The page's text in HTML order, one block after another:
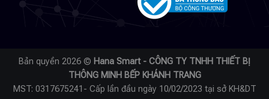
Bản quyền 2026 © Hana Smart - CÔNG TY TNHH THIẾT BỊ
THÔNG MINH BẾP KHÁNH TRANG
MST: 0317675241- Cấp lần đầu ngày 10/02/2023 tại sở KH&DT